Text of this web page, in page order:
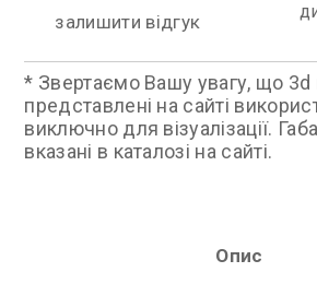
залишити відгук
* Звертаємо Вашу увагу, що 3d
представлені на сайті
виключно для візуалізації.
вказані в каталозі на сайті.
Опис